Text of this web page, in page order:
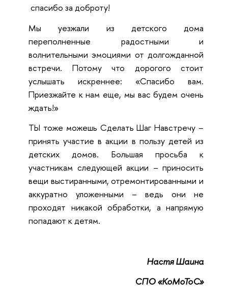
спасибо за доброту!
Мы уезжали из детского дома
переполненные радостными и
волнительными эмоциями от долгожданной
встречи. Потому что дорогого стоит
услышать искреннее: «Спасибо вам.
Приезжайте к нам еще, мы вас будем очень
ждать!»
ТЫ тоже можешь Сделать Шаг Навстречу –
принять участие в акции в пользу детей из
детских домов. Большая просьба к
участникам следующей акции – приносить
вещи выстиранными, отремонтированными и
аккуратно уложенными – ведь они не
проходят никакой обработки, а напрямую
попадают к детям.
Настя Шаина
СПО «КоМоТоС»